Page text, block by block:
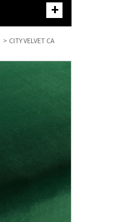
+
> CITY VELVET CA